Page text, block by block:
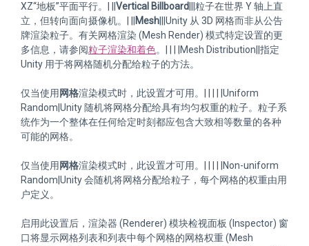
XZ“地板”平面平行。| || Vertical Billboard |||粒子在世界 Y 轴上直
立，但转向面向摄像机。| ||
Mesh |||Unity 从 3D 网格而非从公告
牌渲染粒子。有关网格渲染 (Mesh Render) 模式特定设置的更
多信息，请参阅粒子渲染和着色。| | | |Mesh Distribution||指定
Unity 用于将网格随机分配给粒子的方法。
仅当使用 网格渲染模式时，此设置才可用。| | | | |Uniform
Random|Unity 随机将网格分配给具有均匀权重的粒子。粒子系
统作为一个整体在任何给定时刻都应包含大致相等数量的各种
可能的网格。
仅当使用 网格渲染模式时，此设置才可用。| | | | |Non-uniform
Random|Unity 会随机将网格分配给粒子，每个网格的权重由用
户定义。
启用此设置后，渲染器 (Renderer) 模块检视面板 (Inspector) 窗
口将显示网格列表和列表中每个网格的网格权重 (Mesh